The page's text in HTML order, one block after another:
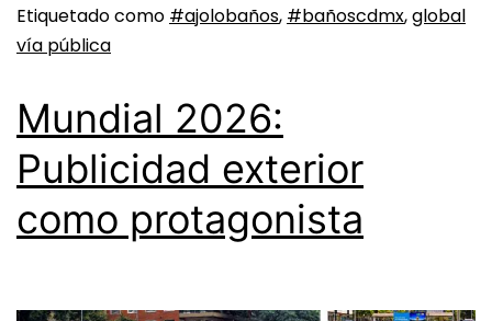
Etiquetado como #ajolobaños, #bañoscdmx,global
vía pública
Mundial 2026:
Publicidad exterior
como protagonista